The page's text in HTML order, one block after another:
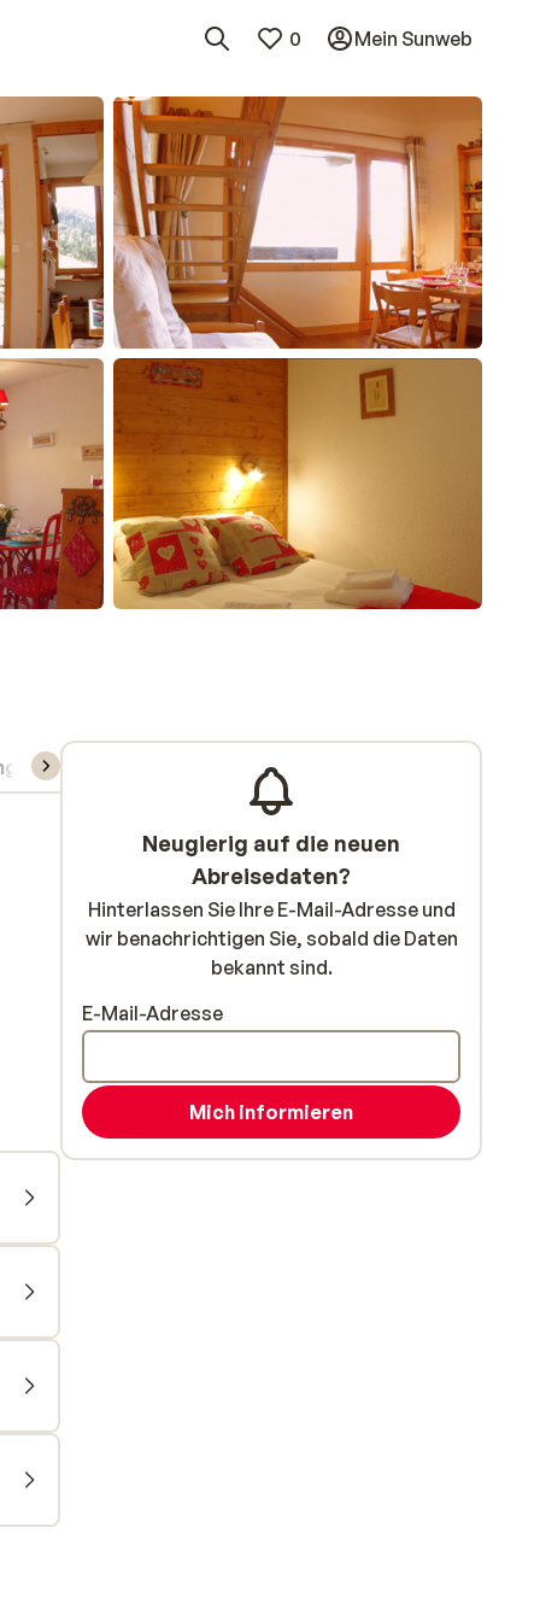
0 Mein Sunweb
Skipass/Kurse/Material
Neugierig auf die neuen
Abreisedaten?
Hinterlassen Sie Ihre E-Mail-Adresse und
wir benachrichtigen Sie, sobald die Daten
bekannt sind.
E-Mail-Adresse
Mich informieren